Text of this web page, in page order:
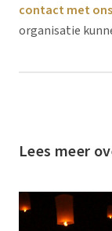
contact met
organisatie
Lees meer